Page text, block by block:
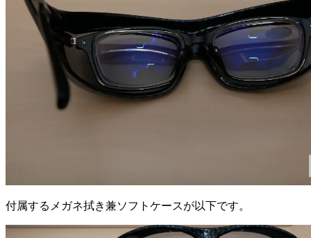
付属するメガネ拭き兼ソフトケースが以下です。